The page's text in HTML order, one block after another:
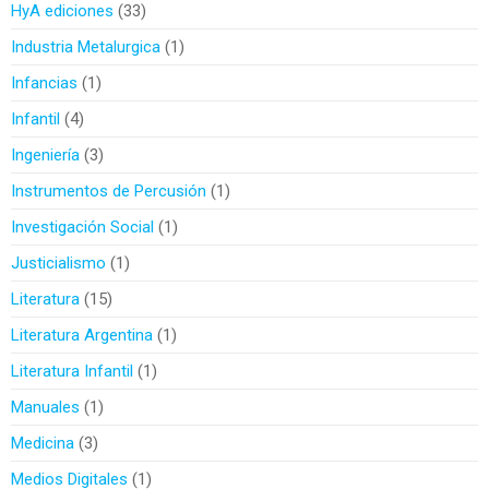
HyA ediciones 33
Industria Metalurgica 1
Infancias
1
Infantil 4
Ingeniería 3
Instrumentos de Percusión
1
Investigación Social 1
Justicialismo
1
Literatura 15
Literatura Argentina 1
Literatura Infantil 1
Manuales
1
Medicina 3
Medios Digitales
1